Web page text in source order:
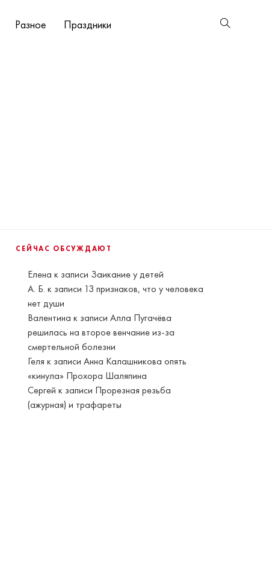
Разное Праздники
СЕЙЧАС ОБСУЖДАЮТ
Елена к записи Заикание у детей
А. Б. к записи 13 признаков, что у человека
нет души
Валентина к записиАлла Пугачёва
решилась на второе венчание из-за
смертельной болезни
Геля к записиАнна Калашникова опять
«кинула» Прохора Шаляпина
Сергей к записи Прорезная резьба
(ажурная) и трафареты